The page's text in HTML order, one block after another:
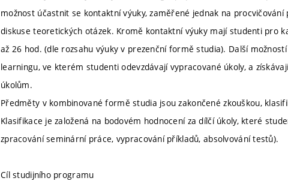
možnost účastnit se kontaktní výuky, zaměřené jednak na
diskuse teoretických otázek. Kromě kontaktní výuky mají studenti pro
až 26 hod. (dle rozsahu výuky v prezenční formě studia). Další
learningu, ve kterém studenti odevzdávají vypracované úkoly, a
úkolům.
Předměty v kombinované formě studia jsou zakončené zkouškou,
Klasifikace je založená na bodovém hodnocení za dílčí úkoly, které
zpracování seminární práce, vypracování příkladů, absolvování testů).
Cíl studijního programu